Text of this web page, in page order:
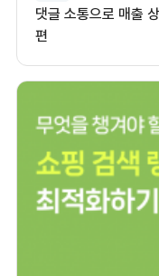
댓글 소통으로 매출
편